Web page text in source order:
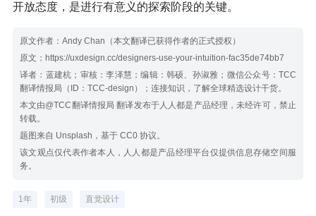
开放态度，是进行有意义的探索阶段的关键。
原文作者：Andy Chan（本文翻译已获得作者的正式授权）
原文：https://uxdesign.cc/designers-use-your-intuition-fac35de74bb7
译者：蓝建杭；审核：李泽慧；编辑：韩硕、孙淑雅；微信公众号：TCC
翻译情报局（ID：TCC-design）；连接知识，了解全球精选设计干货。
本文由@TCC翻译情报局 翻译发布于人人都是产品经理，未经许可，禁止
转载。
题图来自 Unsplash，基于 CC0 协议。
该文观点仅代表作者本人，人人都是产品经理平台仅提供信息存储空间服
务。
1年 初级 直觉设计